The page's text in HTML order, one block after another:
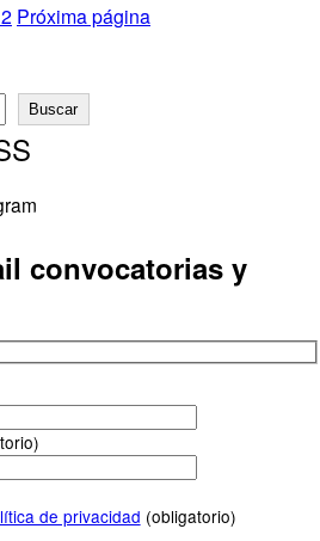
Próxima página
Buscar
convocatorias y
de privacidad (obligatorio)